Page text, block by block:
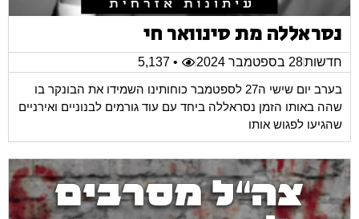
נסראללה מת סינוואר חי
חדשות28 בספטמבר 2024
• 5,137
בערב יום שישי ה27 לספטמבר כוחותינו השמידו את הבונקר בו
שהה באותו הזמן נסראללה ביחד עם עוד גורמים לבנוניים ואירניים
שהגיעו לפגוש אותו